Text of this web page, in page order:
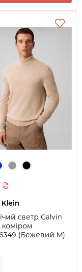
₴
светр Calvin
коміром
(Бежевий M)